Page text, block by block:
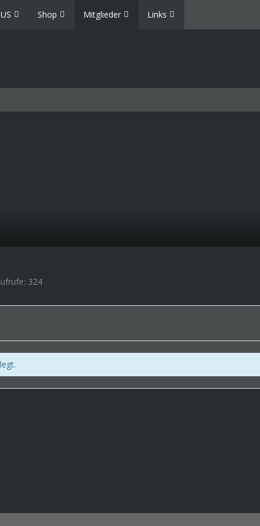
Shop Mitglieder Links
324